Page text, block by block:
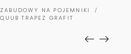
NA POJEMNIKI /
TRAPEZ GRAFIT